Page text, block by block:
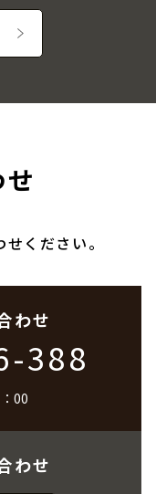
ください。
わせ
388
00
わせ